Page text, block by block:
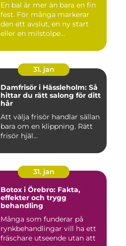
En bal är mer än bara en fin
fest. För många markerar
den ett avslut, en ny start
eller en milstolpe...
31. jan
Damfrisör i Hässleholm: Så
hittar du rätt salong för ditt
hår
Att välja frisör handlar sällan
bara om en klippning. Rätt
frisör hjäl...
31. jan
Botox i Örebro: Fakta,
effekter och trygg
behandling
Många som funderar på
rynkbehandlingar vill ha ett
fräschare utseende utan att